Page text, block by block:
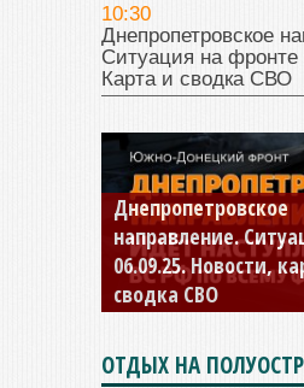
10:30
Днепропетровское
Ситуация на фронте
Карта и сводка СВО
Константиновское
направление.
04.09.25 Новости,
сводка СВО
ОТДЫХ НА